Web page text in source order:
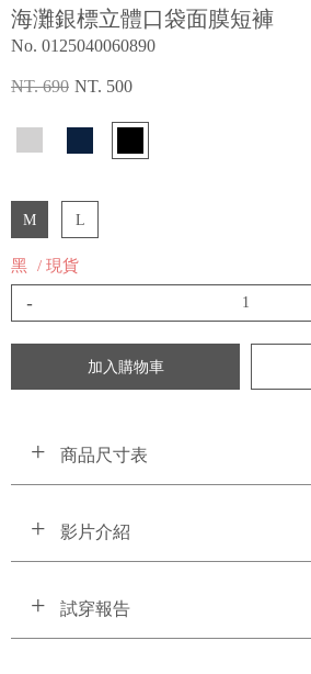
海灘銀標立體口袋面膜短褲
No. 0125040060890
NT. 690 NT. 500
M L
黑 / 現貨
-
加入購物車
商品尺寸表
影片介紹
試穿報告